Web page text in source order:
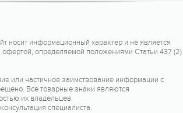
носит информационный характер и не является
офертой, определяемой положениями Статьи 437 (2)
или частичное заимствование информации с
Все товарные знаки являются
их владельцев.
специалиста.